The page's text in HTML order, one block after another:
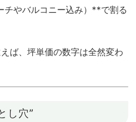
チやバルコニー込み）**で割る
ば、坪単価の数字は全然変わ
し穴”